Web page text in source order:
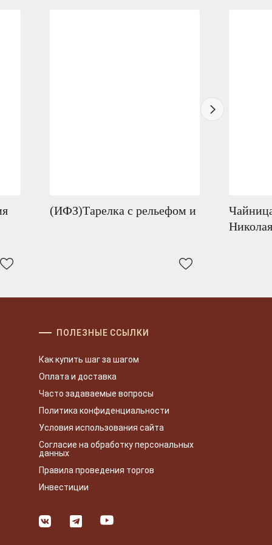
(ИФЗ)Тарелка с рельефом и
ПОЛЕЗНЫЕ ССЫЛКИ
Как купить шаг за шагом
Оплата и доставка
Часто задаваемые вопросы
Политика конфиденциальности
Условия использования сайта
Согласие на обработку персональных
данных
Правила проведения торгов
Инвестиции